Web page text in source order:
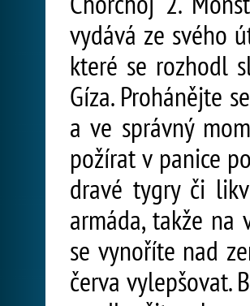
vydává ze svého
které se rozhodl
Gíza. Prohánějte
a ve správný
požírat v panice
dravé tygry či
armáda, takže
se vynoříte nad
červa vylepšovat.